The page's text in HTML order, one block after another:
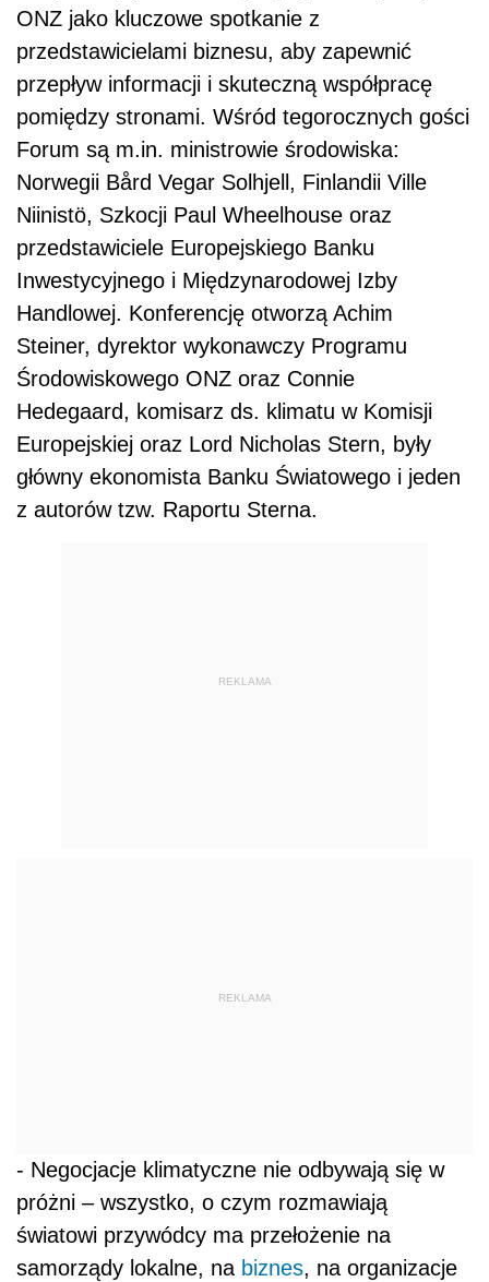
ONZ jako kluczowe spotkanie z
przedstawicielami biznesu, aby zapewnić
przepływ informacji i skuteczną współpracę
pomiędzy stronami. Wśród tegorocznych gości
Forum są m.in. ministrowie środowiska:
Norwegii Bård Vegar Solhjell, Finlandii Ville
Niinistö, Szkocji Paul Wheelhouse oraz
przedstawiciele Europejskiego Banku
Inwestycyjnego i Międzynarodowej Izby
Handlowej. Konferencję otworzą Achim
Steiner, dyrektor wykonawczy Programu
Środowiskowego ONZ oraz Connie
Hedegaard, komisarz ds. klimatu w Komisji
Europejskiej oraz Lord Nicholas Stern, były
główny ekonomista Banku Światowego i jeden
z autorów tzw. Raportu Sterna.
REKLAMA
REKLAMA
- Negocjacje klimatyczne nie odbywają się w
próżni – wszystko, o czym rozmawiają
światowi przywódcy ma przełożenie na
samorządy lokalne, na biznes, na organizacje